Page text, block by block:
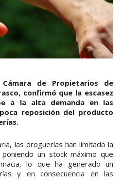
de Propietarios de
confirmó que la escasez
a la alta demanda en las
reposición del producto
las droguerías han limitado la
un stock máximo que
lo que ha generado un
y en consecuencia en las